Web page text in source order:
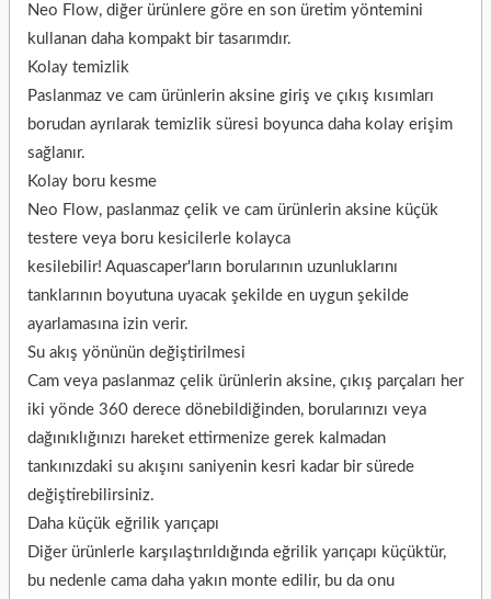
Neo Flow, diğer ürünlere göre en son üretim yöntemini
kullanan daha kompakt bir tasarımdır.
Kolay temizlik
Paslanmaz ve cam ürünlerin aksine giriş ve çıkış kısımları
borudan ayrılarak temizlik süresi boyunca daha kolay erişim
sağlanır.
Kolay boru kesme
Neo Flow, paslanmaz çelik ve cam ürünlerin aksine küçük
testere veya boru kesicilerle kolayca
kesilebilir! Aquascaper'ların borularının uzunluklarını
tanklarının boyutuna uyacak şekilde en uygun şekilde
ayarlamasına izin verir.
Su akış yönünün değiştirilmesi
Cam veya paslanmaz çelik ürünlerin aksine, çıkış parçaları her
iki yönde 360 ​​derece dönebildiğinden, borularınızı veya
dağınıklığınızı hareket ettirmenize gerek kalmadan
tankınızdaki su akışını saniyenin kesri kadar bir sürede
değiştirebilirsiniz.
Daha küçük eğrilik yarıçapı
Diğer ürünlerle karşılaştırıldığında eğrilik yarıçapı küçüktür,
bu nedenle cama daha yakın monte edilir, bu da onu